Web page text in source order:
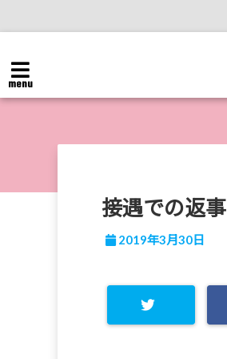
menu
接遇での返事
2019年3月30日